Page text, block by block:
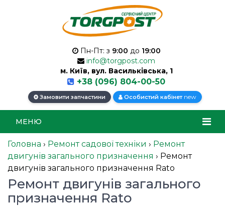
Пн-Пт: з 9:00 до 19:00
info@torgpost.com
м. Київ, вул. Васильківська, 1
+38 (096) 804-00-50
Замовити запчастини Особистий кабінет new
МЕНЮ
Головна › Ремонт садової техніки › Ремонт
двигунів загального призначення › Ремонт
двигунів загального призначення Rato
Ремонт двигунів загального
призначення Rato